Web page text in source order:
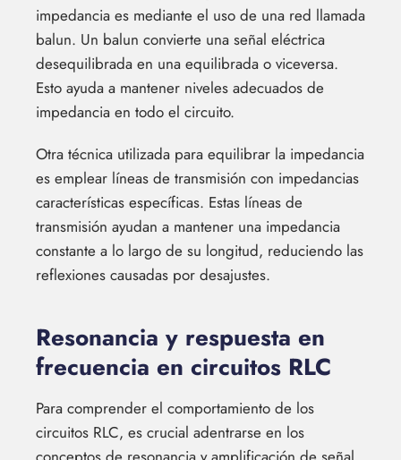
impedancia es mediante el uso de una red llamada
balun. Un balun convierte una señal eléctrica
desequilibrada en una equilibrada o viceversa.
Esto ayuda a mantener niveles adecuados de
impedancia en todo el circuito.
Otra técnica utilizada para equilibrar la impedancia
es emplear líneas de transmisión con impedancias
características específicas. Estas líneas de
transmisión ayudan a mantener una impedancia
constante a lo largo de su longitud, reduciendo las
reflexiones causadas por desajustes.
Resonancia y respuesta en
frecuencia en circuitos RLC
Para comprender el comportamiento de los
circuitos RLC, es crucial adentrarse en los